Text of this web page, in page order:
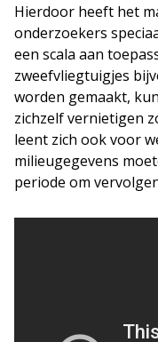
Hierdoor heeft het
onderzoekers
een scala aan
zweefvliegtuigjes
worden gemaakt,
zichzelf vernietigen
leent zich ook voor
milieugegevens
periode om